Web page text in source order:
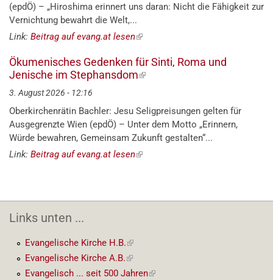
(epdÖ) – „Hiroshima erinnert uns daran: Nicht die Fähigkeit zur
Vernichtung bewahrt die Welt,...
Link: Beitrag auf evang.at lesen(externer
Ökumenisches Gedenken für Sinti, Roma und
Jenische im Stephansdom(externer
3. August 2026 - 12:16
Oberkirchenrätin Bachler: Jesu Seligpreisungen gelten für
Ausgegrenzte Wien (epdÖ) – Unter dem Motto „Erinnern,
Würde bewahren, Gemeinsam Zukunft gestalten“...
Link: Beitrag auf evang.at lesen(externer
Links unten ...
Evangelische Kirche H.B.(externer
Link)
Evangelische Kirche A.B.(externer
Link)
Evangelisch ... seit 500 Jahren(externer